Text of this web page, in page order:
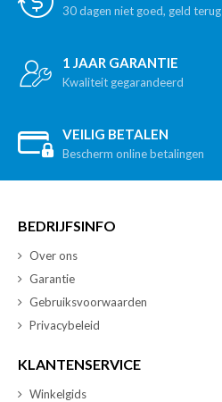
30 dagen niet goed, geld terug
1 JAAR GARANTIE
Kwaliteit gegarandeerd
VEILIG BETALEN
Bescherm online betalingen
BEDRIJFSINFO
Over ons
Garantie
Gebruiksvoorwaarden
Privacybeleid
KLANTENSERVICE
Winkelgids